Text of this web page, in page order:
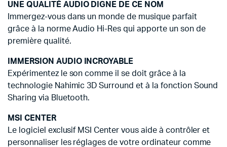
UNE QUALITÉ AUDIO DIGNE DE CE NOM
Immergez-vous dans un monde de musique parfait
grâce à la norme Audio Hi-Res qui apporte un son de
première qualité.
IMMERSION AUDIO INCROYABLE
Expérimentez le son comme il se doit grâce à la
technologie Nahimic 3D Surround et à la fonction Sound
Sharing via Bluetooth.
MSI CENTER
Le logiciel exclusif MSI Center vous aide à contrôler et
personnaliser les réglages de votre ordinateur comme